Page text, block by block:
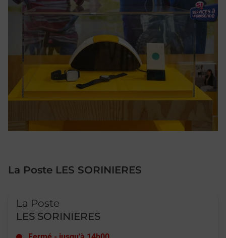
La Poste LES SORINIERES
La Poste
LES SORINIERES